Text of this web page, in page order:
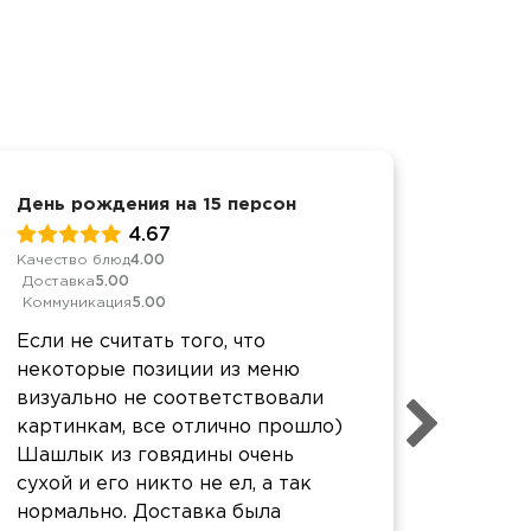
День рождения на 15 персон
4.67
Качество блюд4.00
Доставка5.00
Коммуникация5.00
Если не считать того, что
некоторые позиции из меню
визуально не соответствовали
картинкам, все отлично прошло)
Шашлык из говядины очень
сухой и его никто не ел, а так
нормально. Доставка была